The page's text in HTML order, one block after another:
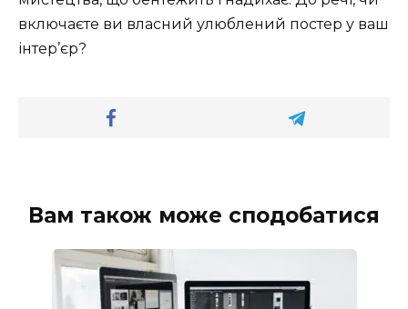
включаєте ви власний улюблений постер у ваш
інтер’єр?
Вам також може сподобатися